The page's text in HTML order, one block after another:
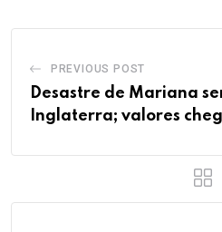
PREVIOUS POST
Desastre de Mariana
Inglaterra; valores